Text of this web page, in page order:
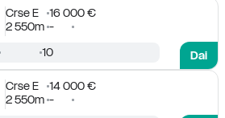
Crse E
16 000 €
2 550m -
Dai
10
Crse E
14 000 €
2 550m -